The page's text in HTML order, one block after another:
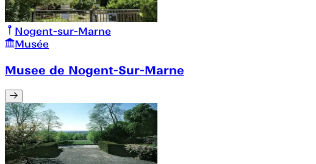
Nogent-sur-Marne
Musée
Musee de Nogent-Sur-Marne